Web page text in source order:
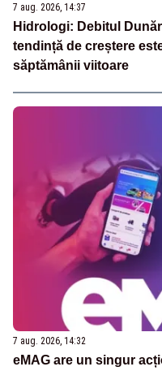
7 aug. 2026, 14:37
Hidrologi: Debitul
tendință de creștere
săptămânii viitoare
7 aug. 2026, 14:32
eMAG are un singur